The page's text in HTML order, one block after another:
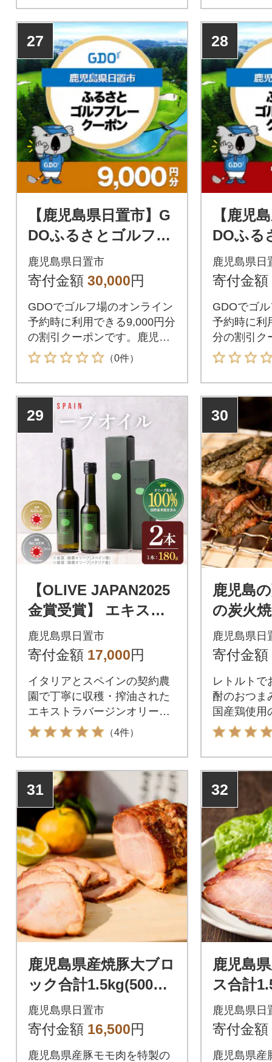
27
【鹿児島県日置市】G
DOふるさとゴルフプ
レークーポン(9,000円
分)
鹿児島県日置市
寄付金額 30,000円
GDOでゴルフ場のオンライン
予約時に利用できる9,000円分
の割引クーポンです。鹿児島
県日置市が指定するゴルフ場
で利用できます。
（0件）
28
【鹿児
DOふる
レーク
円分)
鹿児島県日
寄付金額
GDOでゴ
予約時に利
分の割引ク
島県日置市
場で利用で
29
【OLIVE JAPAN2025
金賞受賞】 エキスト
ラバージンオリーブ
オイルセット[180g×
鹿児島県日置市
寄付金額 17,000円
イタリアとスペインの契約農
園で丁寧に収穫・搾油された
エキストラバージンオリーブ
オイルのおすすめセット
（4件）
30
鹿児島
の炭火
ルト炭
g×18袋)
鹿児島県日
寄付金額
レトルトで
酎のおつま
国産鶏使用
31
鹿児島県産焼豚大ブロ
ック合計1.5kg(500g×
3ブロック)
鹿児島県日置市
寄付金額 16,500円
鹿児島県産豚モモ肉を特製の
32
鹿児島
ス合計
P)
鹿児島県日
寄付金額
鹿児島県産